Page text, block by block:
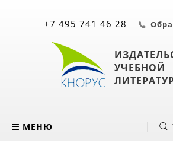
УЧЕБНОЙ
+7 495 741 46 28
МЕНЮ